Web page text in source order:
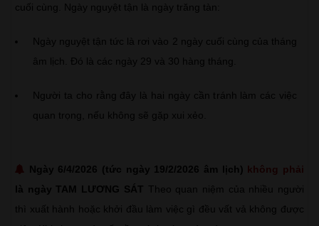
cuối cùng. Ngày nguyệt tận là ngày trăng tàn:
Ngày nguyệt tận tức là rơi vào 2 ngày cuối cùng của tháng
âm lịch. Đó là các ngày 29 và 30 hàng tháng.
Người ta cho rằng đây là hai ngày cần tránh làm các việc
quan trọng, nếu không sẽ gặp xui xẻo.
Ngày 6/4/2026 (tức ngày 19/2/2026 âm lịch) không phải
là ngày TAM LƯƠNG SÁT Theo quan niệm của nhiều người
thì xuất hành hoặc khởi đầu làm việc gì đều vất vả không được